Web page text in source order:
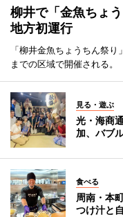
柳井で「金魚ちょ
地方初運行
「柳井金魚ちょうちん祭
までの区域で開催される。
見る・遊ぶ
光・海商
加、バブ
食べる
周南・本
つけ汁と